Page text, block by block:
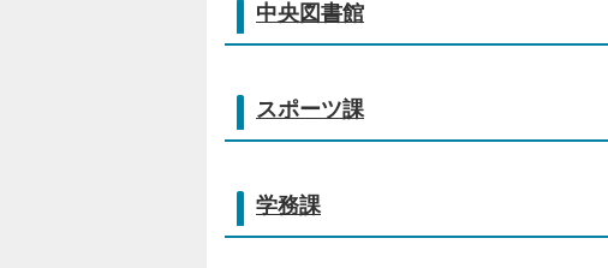
中央図書館
スポーツ課
学務課